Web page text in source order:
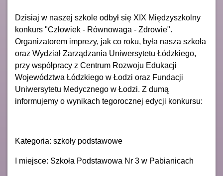
Dzisiaj w naszej szkole odbył się XIX Międzyszkolny
konkurs "Człowiek - Równowaga - Zdrowie".
Organizatorem imprezy, jak co roku, była nasza szkoła
oraz Wydział Zarządzania Uniwersytetu Łódzkiego,
przy współpracy z Centrum Rozwoju Edukacji
Województwa Łódzkiego w Łodzi oraz Fundacji
Uniwersytetu Medycznego w Łodzi. Z dumą
informujemy o wynikach tegorocznej edycji konkursu:
Kategoria: szkoły podstawowe
I miejsce: Szkoła Podstawowa Nr 3 w Pabianicach